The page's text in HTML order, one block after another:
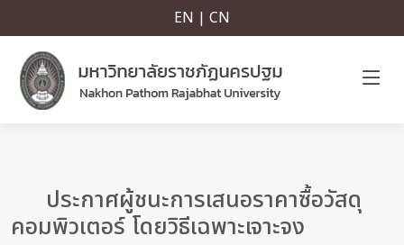
EN | CN
ประกาศผู้ชนะการเสนอราคาซื้อวัสดุ
คอมพิวเตอร์ โดยวิธีเฉพาะเจาะจง